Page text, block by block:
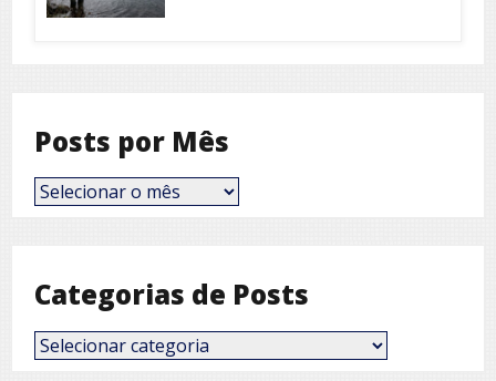
Posts por Mês
Posts
por
Categorias de Posts
Categorias
de